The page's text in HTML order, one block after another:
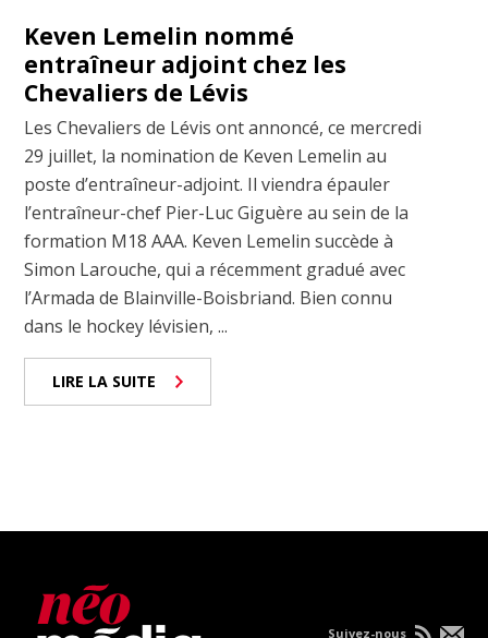
Keven Lemelin nommé
entraîneur adjoint chez les
Chevaliers de Lévis
Les Chevaliers de Lévis ont annoncé, ce mercredi
29 juillet, la nomination de Keven Lemelin au
poste d’entraîneur-adjoint. Il viendra épauler
l’entraîneur-chef Pier-Luc Giguère au sein de la
formation M18 AAA. Keven Lemelin succède à
Simon Larouche, qui a récemment gradué avec
l’Armada de Blainville-Boisbriand. Bien connu
dans le hockey lévisien, ...
LIRE LA SUITE
Suivez-nous